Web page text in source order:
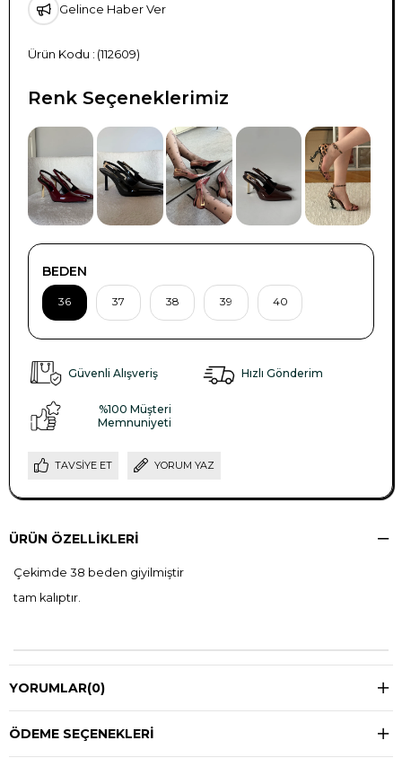
Gelince Haber Ver
(112609)
Renk Seçeneklerimiz
BEDEN
36 37 38 39 40
Güvenli Alışveriş Hızlı Gönderim
%100 Müşteri
Memnuniyeti
TAVSIYE ET YORUM YAZ
ÜRÜN ÖZELLIKLERI
Çekimde 38 beden giyilmiştir
tam kalıptır.
YORUMLAR(0)
ÖDEME SEÇENEKLERI